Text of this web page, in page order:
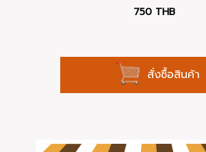
750 THB
สั่งซื้อสินค้า